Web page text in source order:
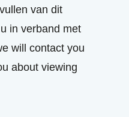
van dit
in verband met
will contact you
about viewing